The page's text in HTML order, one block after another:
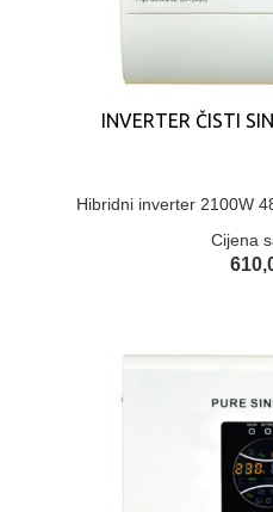
INVERTER ČISTI
Hibridni inverter 2100W
Cijena